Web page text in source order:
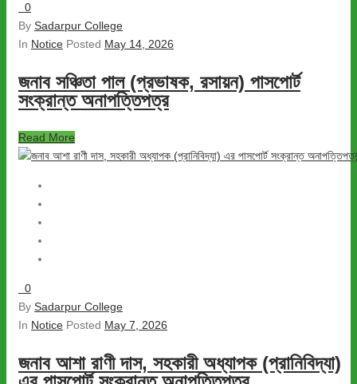
0
By Sadarpur College
In Notice Posted May 14, 2026
জনাব সঞ্চিতা পাল (প্রভাষক, রসায়ন) পাসপোর্ট
সংক্রান্ত অনাপত্তিপত্র
Read More
0
By Sadarpur College
In Notice Posted May 7, 2026
জনাব আশা রাণী দাস, সহকারী অধ্যাপক (প্রানিবিদ্যা)